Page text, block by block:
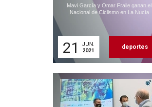
Mavi García y Omar Fraile ganan el
Nacional de Ciclismo en La Nucía
21
JUN.
2021
deportes